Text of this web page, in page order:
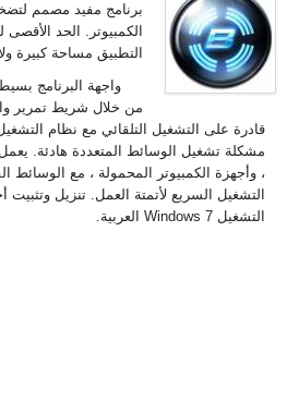
برنامج مفيد مصمم
التطبيق مساحة كبيرة
واجهة البرنامج
من خلال شريط تمرير
قادرة على التشغيل التلقائي مع نظام
مشكلة تشغيل الوسائط المتعددة هادئة. يعمل
، وأجهزة الكمبيوتر المحمولة ، مع الوسائط
التشغيل Windows 7 العربية.